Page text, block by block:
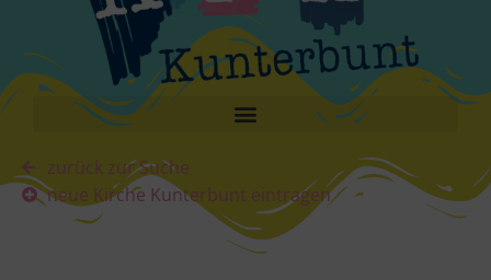
zurück zur Suche
neue Kirche Kunterbunt eintragen